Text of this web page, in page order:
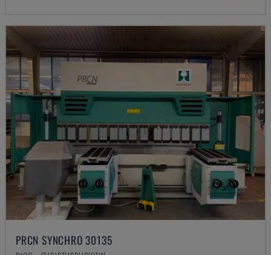
PRCN SYNCHRO 30135